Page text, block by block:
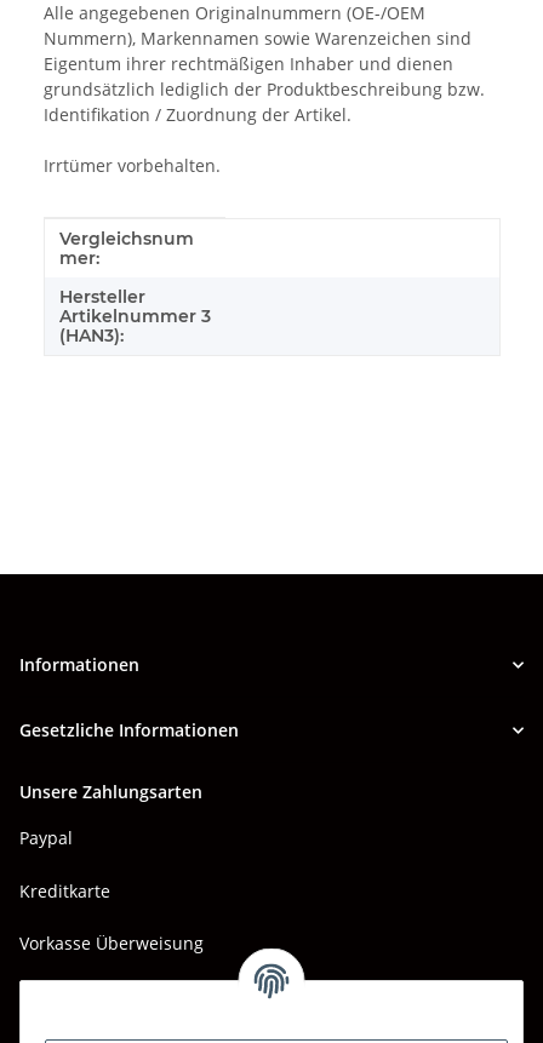
Alle angegebenen Originalnummern (OE-/OEM
Nummern), Markennamen sowie Warenzeichen sind
Eigentum ihrer rechtmäßigen Inhaber und dienen
grundsätzlich lediglich der Produktbeschreibung bzw.
Identifikation / Zuordnung der Artikel.
Irrtümer vorbehalten.
Produkteigenschaft
Wert
Vergleichsnum
mer:
Hersteller
Artikelnummer 3
(HAN3):
Informationen
Gesetzliche Informationen
Unsere Zahlungsarten
Paypal
Kreditkarte
Vorkasse Überweisung